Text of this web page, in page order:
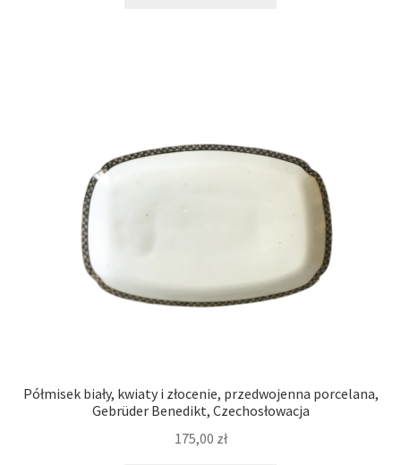
Półmisek biały, kwiaty i złocenie, przedwojenna porcelana,
Gebrüder Benedikt, Czechosłowacja
175,00 zł